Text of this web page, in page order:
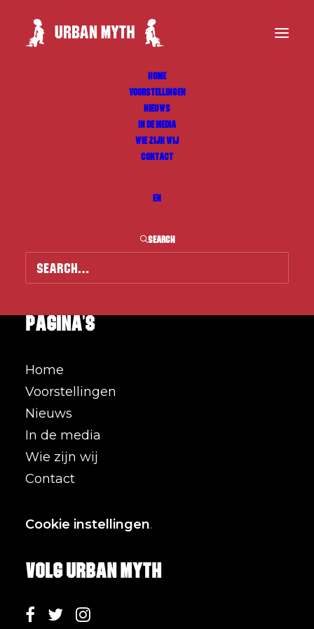
HOME
VOORSTELLINGEN
NIEUWS
IN DE MEDIA
WIE ZIJN WIJ
CONTACT
EN
SEARCH
Pagina's
Home
Voorstellingen
Nieuws
In de media
Wie zijn wij
Contact
Cookie instellingen.
Volg Urban Myth